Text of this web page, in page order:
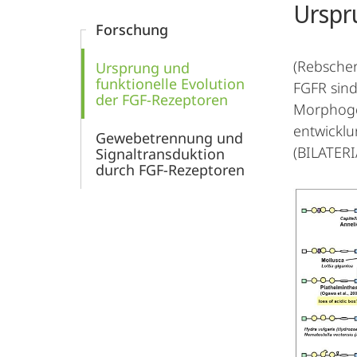
Forschung
Ursprung und
funktionelle Evolution
der FGF-Rezeptoren
Gewebetrennung und
Signaltransduktion
durch FGF-Rezeptoren
FGFR